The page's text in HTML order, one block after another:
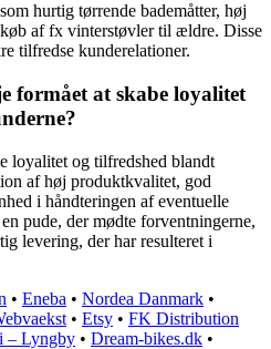
hurtig tørrende bademåtter, høj
af fx vinterstøvler til ældre. Disse
tilfredse kunderelationer.
formået at skabe loyalitet
loyalitet og tilfredshed blandt
af høj produktkvalitet, god
i håndteringen af eventuelle
pude, der mødte forventningerne,
levering, der har resulteret i
• Eneba • Nordea Danmark •
• Etsy • FK Distribution
– Lyngby • Dream-bikes.dk •